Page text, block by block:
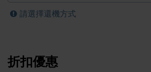
請選擇還機方式
折扣優惠